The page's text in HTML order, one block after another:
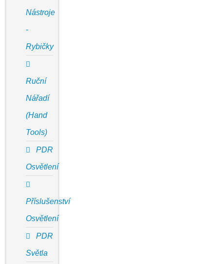
Nástroje
-
Rybičky
Ruční
Nářadí
(Hand
Tools)
PDR
Osvětlení
Příslušenství
Osvětlení
PDR
Světla